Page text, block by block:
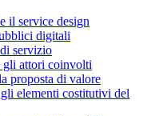
il service design
digitali
servizio
gli attori coinvolti
proposta di valore
elementi costitutivi del